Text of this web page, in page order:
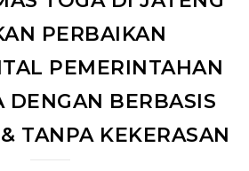
PERBAIKAN
PEMERINTAHAN
DENGAN BERBASIS
TANPA KEKERASAN